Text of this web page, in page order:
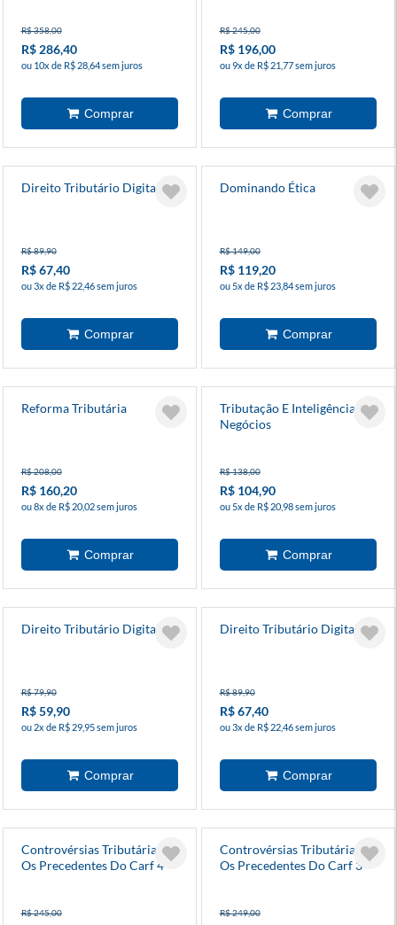
R$ 358,00
R$ 286,40
ou 10x de R$ 28,64 sem juros
R$ 245,00
R$ 196,00
ou 9x de R$ 21,77 sem juros
Direito Tributário Digital
R$ 89,90
R$ 67,40
ou 3x de R$ 22,46 sem juros
Dominando Ética
R$ 149,00
R$ 119,20
ou 5x de R$ 23,84 sem juros
Reforma Tributária
R$ 208,00
R$ 160,20
ou 8x de R$ 20,02 sem juros
Tributação E Inteligência De
Negócios
R$ 138,00
R$ 104,90
ou 5x de R$ 20,98 sem juros
Direito Tributário Digital 1
R$ 79,90
R$ 59,90
ou 2x de R$ 29,95 sem juros
Direito Tributário Digital 2
R$ 89,90
R$ 67,40
ou 3x de R$ 22,46 sem juros
Controvérsias Tributárias E
Os Precedentes Do Carf 4
R$ 245,00
Controvérsias Tributárias E
Os Precedentes Do Carf 3
R$ 249,00